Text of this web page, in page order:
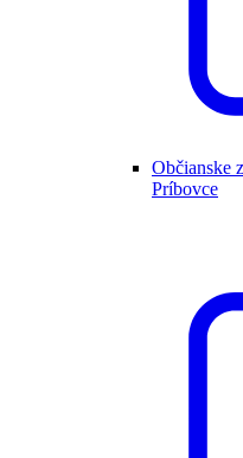
Občianske
Príbovce